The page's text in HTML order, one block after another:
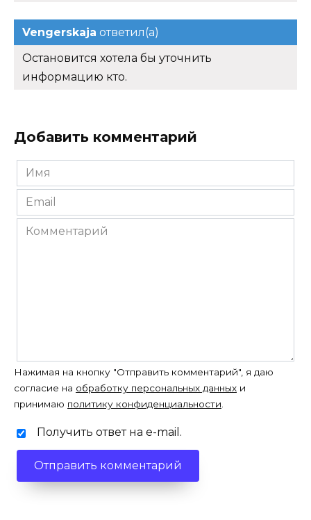
Vengerskaja ответил(а)
Остановится хотела бы уточнить
информацию кто.
Добавить комментарий
Имя
*
Email
*
Комментарий
Нажимая на кнопку "Отправить комментарий", я даю
согласие на обработку персональных данных и
принимаю политику конфиденциальности.
Получить ответ на e-mail.